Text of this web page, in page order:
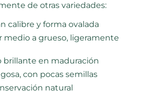
de otras variedades:
calibre y forma ovalada
medio a grueso, ligeramente
brillante en maduración
con pocas semillas
natural